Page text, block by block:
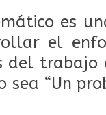
es
el
del trabajo
sea “Un